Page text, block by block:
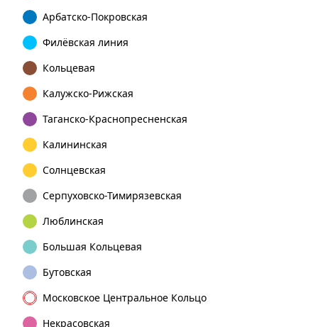
Арбатско-Покровская
Филёвская линия
Кольцевая
Калужско-Рижская
Таганско-Краснопресненская
Калининская
Солнцевская
Серпуховско-Тимирязевская
Люблинская
Большая Кольцевая
Бутовская
Московское Центральное Кольцо
Некрасовская